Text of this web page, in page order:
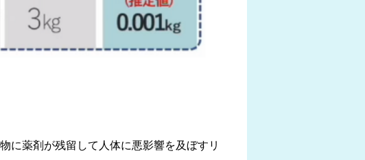
に薬剤が残留して人体に悪影響を及ぼすリ